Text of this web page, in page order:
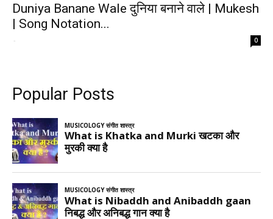
Duniya Banane Wale दुनिया बनाने वाले | Mukesh
| Song Notation...
- 0
Popular Posts